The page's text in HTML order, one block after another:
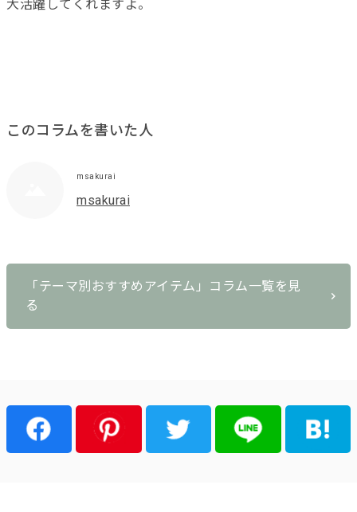
大活躍してくれますよ。
このコラムを書いた人
msakurai
msakurai
「テーマ別おすすめアイテム」コラム一覧を見
る